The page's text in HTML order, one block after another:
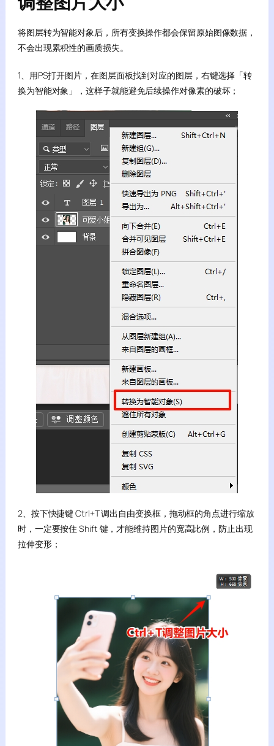
将图层转为智能对象后，所有变换操作都会保留原始图像数据，
不会出现累积性的画质损失。
1、用PS打开图片，在图层面板找到对应的图层，右键选择「转
换为智能对象」，这样子就能避免后续操作对像素的破坏；
2、按下快捷键 Ctrl+T 调出自由变换框，拖动框的角点进行缩放
时，一定要按住 Shift 键，才能维持图片的宽高比例，防止出现
拉伸变形；